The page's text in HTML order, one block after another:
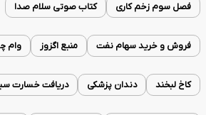
فصل سوم زخم کاری کتاب صوتی سلام صدا
فروش و خرید سهام نفت منبع اگزوز وام
کاخ لبخند دندان پزشکی دریافت خسارت